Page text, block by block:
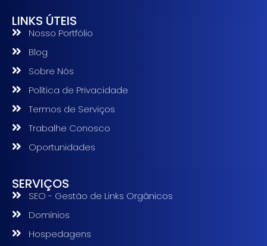
LINKS ÚTEIS
Nosso Portfólio
Blog
Sobre Nós
Política de Privacidade
Termos de Serviços
Trabalhe Conosco
Oportunidades
SERVIÇOS
SEO - Gestão de Links Orgânicos
Domínios
Hospedagens